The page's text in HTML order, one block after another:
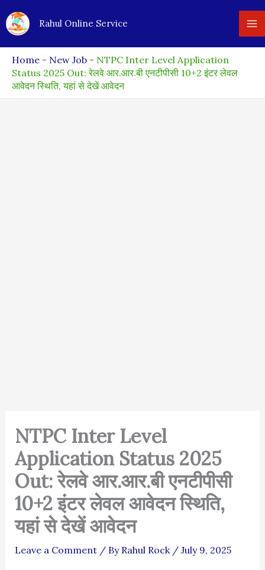
to
Rahul Online Service
Home - New Job - NTPC Inter Level Application
Status 2025 Out: रेलवे आर.आर.बी एनटीपीसी 10+2 इंटर लेवल
आवेदन स्थिति, यहां से देखें आवेदन
NTPC Inter Level
Application Status 2025
Out: रेलवे आर.आर.बी एनटीपीसी
10+2 इंटर लेवल आवेदन स्थिति,
यहां से देखें आवेदन
Leave a Comment / By Rahul Rock / July 9, 2025